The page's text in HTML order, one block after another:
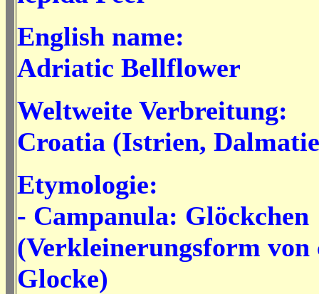
English name:
Adriatic Bellflower
Weltweite Verbreitung:
Croatia (Istrien,
Etymologie:
- Campanula: Glöckchen
(Verkleinerungsform von
Glocke)